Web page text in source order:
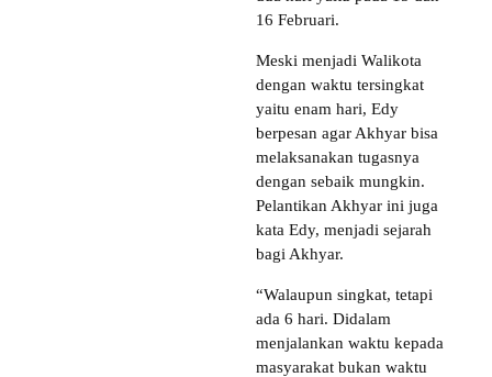
16 Februari.
Meski menjadi Walikota
dengan waktu tersingkat
yaitu enam hari, Edy
berpesan agar Akhyar bisa
melaksanakan tugasnya
dengan sebaik mungkin.
Pelantikan Akhyar ini juga
kata Edy, menjadi sejarah
bagi Akhyar.
“Walaupun singkat, tetapi
ada 6 hari. Didalam
menjalankan waktu kepada
masyarakat bukan waktu